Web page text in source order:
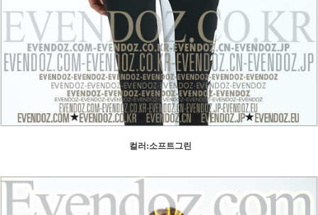
컬러:소프트그린